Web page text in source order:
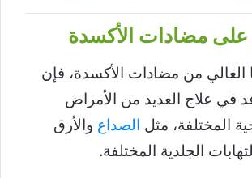
العالي من مضادات الأكسدة، فإن
في علاج العديد من الأمراض
المختلفة، مثل الصداع والأرق
الجلدية المختلفة.